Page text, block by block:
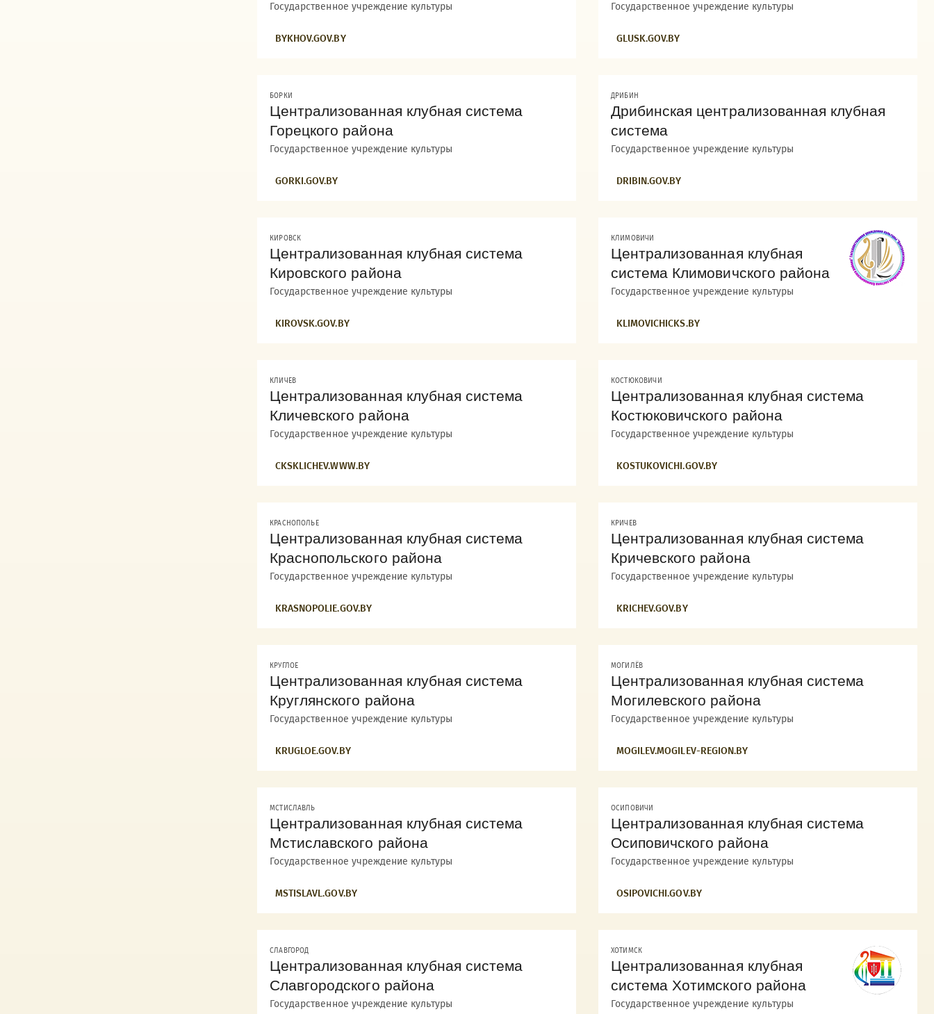
Государственное учреждение культуры
BYKHOV.GOV.BY
Государственное учреждение культуры
GLUSK.GOV.BY
БОРКИ
Централизованная клубная система
Горецкого района
Государственное учреждение культуры
GORKI.GOV.BY
ДРИБИН
Дрибинская централизованная клубная
система
Государственное учреждение культуры
DRIBIN.GOV.BY
КИРОВСК
Централизованная клубная система
Кировского района
Государственное учреждение культуры
KIROVSK.GOV.BY
КЛИМОВИЧИ
Централизованная клубная
система Климовичского района
Государственное учреждение культуры
KLIMOVICHICKS.BY
КЛИЧЕВ
Централизованная клубная система
Кличевского района
Государственное учреждение культуры
CKSKLICHEV.WWW.BY
КОСТЮКОВИЧИ
Централизованная клубная система
Костюковичского района
Государственное учреждение культуры
KOSTUKOVICHI.GOV.BY
КРАСНОПОЛЬЕ
Централизованная клубная система
Краснопольского района
Государственное учреждение культуры
KRASNOPOLIE.GOV.BY
КРИЧЕВ
Централизованная клубная система
Кричевского района
Государственное учреждение культуры
KRICHEV.GOV.BY
КРУГЛОЕ
Централизованная клубная система
Круглянского района
Государственное учреждение культуры
KRUGLOE.GOV.BY
МОГИЛЁВ
Централизованная клубная система
Могилевского района
Государственное учреждение культуры
MOGILEV.MOGILEV-REGION.BY
МСТИСЛАВЛЬ
Централизованная клубная система
Мстиславского района
Государственное учреждение культуры
MSTISLAVL.GOV.BY
ОСИПОВИЧИ
Централизованная клубная система
Осиповичского района
Государственное учреждение культуры
OSIPOVICHI.GOV.BY
СЛАВГОРОД
Централизованная клубная система
Славгородского района
Государственное учреждение культуры
ХОТИМСК
Централизованная клубная
система Хотимского района
Государственное учреждение культуры